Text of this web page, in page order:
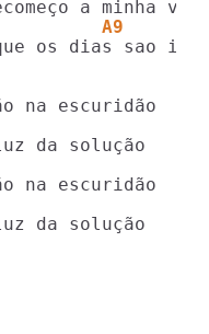
A9
os dias sao
da solução